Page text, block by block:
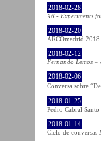
2018-02-28
X6 - Experiments
2018-02-20
ARCOmadrid
2018-02-12
Fernando Lemos –
2018-02-06
Conversa sobre
2018-01-25
Pedro Cabral Santo
2018-01-14
Ciclo de conversas